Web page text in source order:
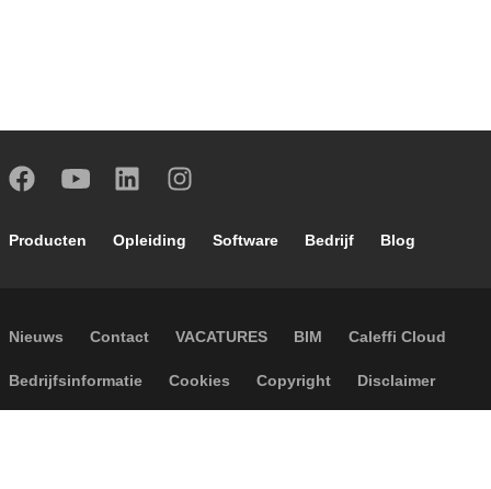
Footer main navigation
Producten Opleiding Software Bedrijf Blog
Footer secondary navigation
Nieuws Contact VACATURES BIM Caleffi Cloud
Footer menu
Bedrijfsinformatie Cookies Copyright Disclaimer